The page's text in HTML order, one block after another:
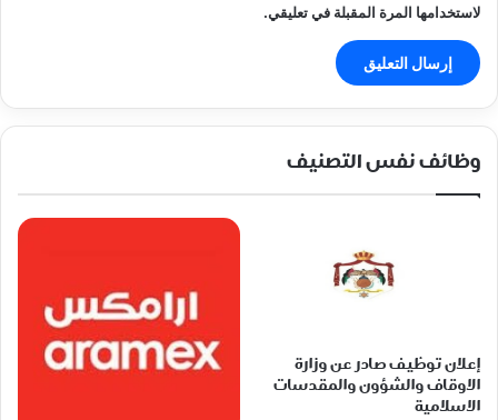
لاستخدامها المرة المقبلة في تعليقي.
وظائف نفس التصنيف
إعلان توظيف صادر عن وزارة
الاوقاف والشؤون والمقدسات
الاسلامية